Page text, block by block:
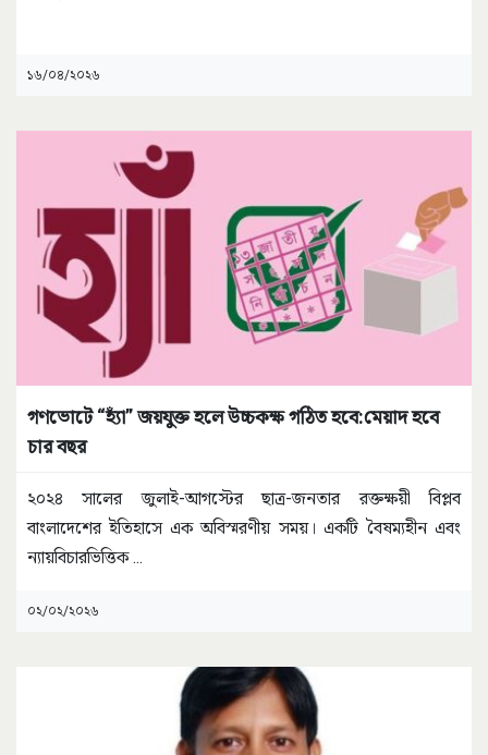
১৬/০৪/২০২৬
গণভোটে “হ্যাঁ” জয়যুক্ত হলে উচ্চকক্ষ গঠিত হবে:মেয়াদ হবে
চার বছর
​২০২৪ সালের জুলাই-আগস্টের ছাত্র-জনতার রক্তক্ষয়ী বিপ্লব
বাংলাদেশের ইতিহাসে এক অবিস্মরণীয় সময়। একটি বৈষম্যহীন এবং
ন্যায়বিচারভিত্তিক...
০২/০২/২০২৬